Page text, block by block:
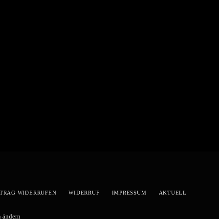
WIDERRUFEN WIDERRUF IMPRESSUM AKTUELL
ändern